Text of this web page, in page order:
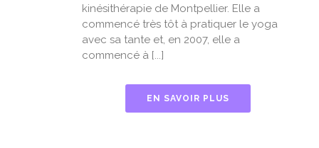
kinésithérapie de Montpellier. Elle a
commencé très tôt à pratiquer le yoga
avec sa tante et, en 2007, elle a
commencé à [...]
EN SAVOIR PLUS